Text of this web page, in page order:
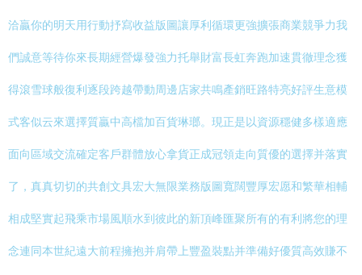
洽贏你的明天用行動抒寫收益版圖讓厚利循環更強擴張商業競爭力我
們誠意等待你來長期經營爆發強力托舉財富長虹奔跑加速貫徹理念獲
得滾雪球般復利逐段跨越帶動周邊店家共鳴產銷旺路特亮好評生意模
式客似云來選擇質贏中高檔加百貨琳瑯。現正是以資源穩健多樣適應
面向區域交流確定客戶群體放心拿貨正成冠領走向質優的選擇并落實
了，真真切切的共創文具宏大無限業務版圖寬闊豐厚宏愿和繁華相輔
相成堅實起飛乘市場風順水到彼此的新頂峰匯聚所有的有利將您的理
念連同本世紀遠大前程擁抱并肩帶上豐盈裝點并準備好優質高效賺不